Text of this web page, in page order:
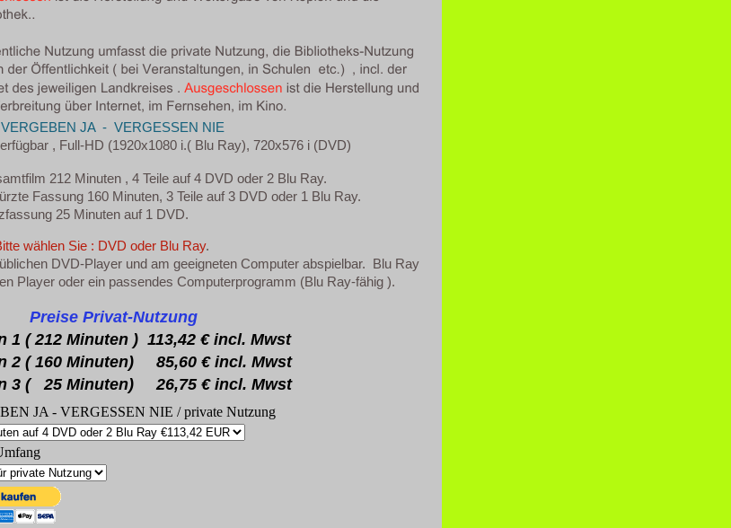
: DVD oder Blu Ray.
DVD-Player und am geeigneten Computer abspielbar. Blu Ray
Player oder ein passendes Computerprogramm (Blu Ray-fähig ).
JA - VERGESSEN NIE / private Nutzung
Preise Privat-Nutzung
1 ( 212 Minuten ) 113,42 € incl. Mwst
2 ( 160 Minuten) 85,60 € incl. Mwst
3 ( 25 Minuten) 26,75 € incl. Mwst
212 Minuten , 4 Teile auf 4 DVD oder 2 Blu Ray.
Fassung 160 Minuten, 3 Teile auf 3 DVD oder 1 Blu Ray.
25 Minuten auf 1 DVD.
- VERGESSEN NIE
, Full-HD (1920x1080 i.( Blu Ray), 720x576 i (DVD)